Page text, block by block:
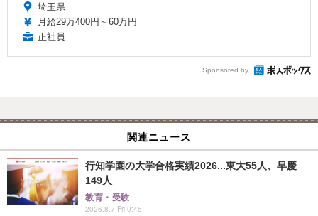
埼玉県
月給29万400円～60万円
正社員
Sponsored by
関連ニュース
行知学園の大学合格実績2026...東大55人、早慶
149人
教育・受験
2026.8.7 Fri 0:45